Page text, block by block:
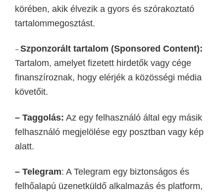
körében, akik élvezik a gyors és szórakoztató
tartalommegosztást.
–Szponzorált tartalom (Sponsored Content):
Tartalom, amelyet fizetett hirdetők vagy cége
finanszíroznak, hogy elérjék a közösségi média
követőit.
– Taggolás: Az egy felhasználó által egy másik
felhasználó megjelölése egy posztban vagy kép
alatt.
– Telegram: A Telegram egy biztonságos és
felhőalapú üzenetküldő alkalmazás és platform,